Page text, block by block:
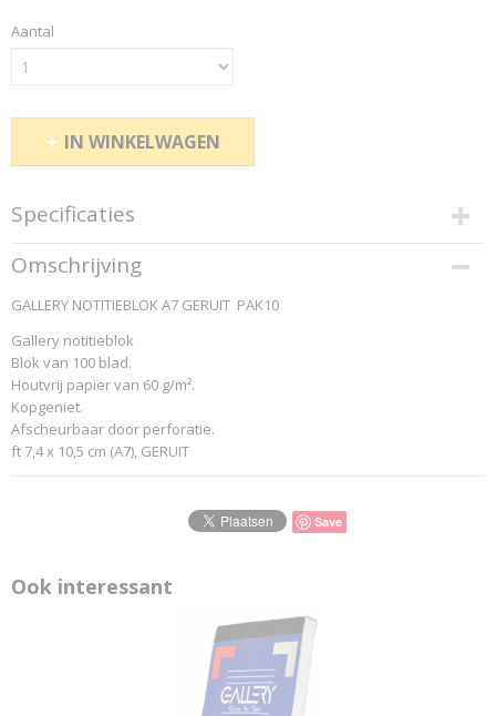
Aantal
IN WINKELWAGEN
Specificaties
Productcode
9236
EAN code
Productcode leverancier
...Gallery-Pag.: 210
Omschrijving
GALLERY NOTITIEBLOK A7 GERUIT PAK10
Gallery notitieblok
Blok van 100 blad.
Houtvrij papier van 60 g/m².
Kopgeniet.
Afscheurbaar door perforatie.
ft 7,4 x 10,5 cm (A7), GERUIT
Save
Ook interessant